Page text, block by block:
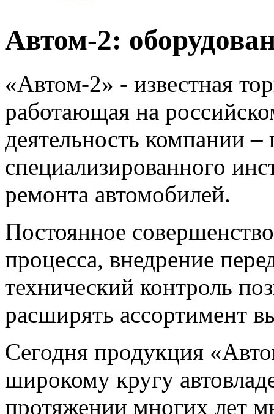
Автом-2:
«Автом-2» - известная
работающая на
деятельность компании –
специализированного
ремонта автомобилей.
Постоянное
процесса, внедрение
технический контроль
расширять ассортимент
Сегодня продукция
широкому кругу
протяжении многих лет